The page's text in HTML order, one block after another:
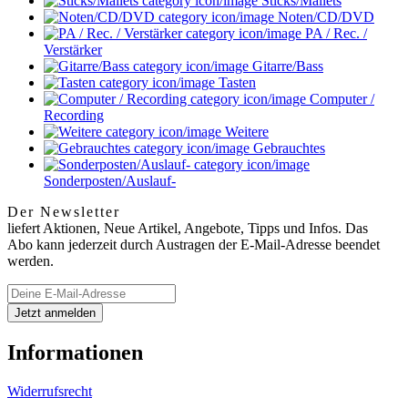
Noten/CD/DVD
PA / Rec. /
Verstärker
Gitarre/Bass
Tasten
Computer /
Recording
Weitere
Gebrauchtes
Sonderposten/Auslauf-
Der Newsletter
liefert Aktionen, Neue Artikel, Angebote, Tipps und Infos. Das
Abo kann jederzeit durch Austragen der E-Mail-Adresse beendet
werden.
Informationen
Widerrufsrecht